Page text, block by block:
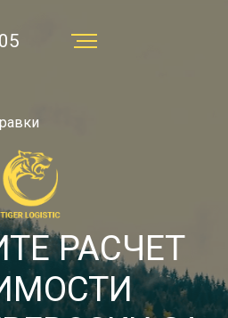
Тарифы
Отзывы
РАСЧЕТ